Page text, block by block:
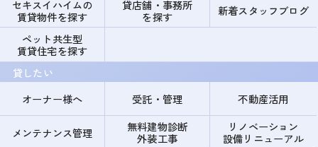
セキスイハイムの
賃貸物件を探す
貸店舗・事務所
を探す
新着スタッフブログ
ペット共生型
賃貸住宅を探す
貸したい
オーナー様へ
受託・管理 不動産活用
メンテナンス管理
無料建物診断
外装工事
リノベーション
設備リニューアル